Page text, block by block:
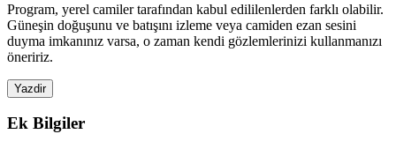
Program, yerel camiler tarafından kabul edililenlerden farklı olabilir.
Güneşin doğuşunu ve batışını izleme veya camiden ezan sesini
duyma imkanınız varsa, o zaman kendi gözlemlerinizi kullanmanızı
öneririz.
Yazdir
Ek Bilgiler